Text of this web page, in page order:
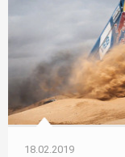
18.02.2019